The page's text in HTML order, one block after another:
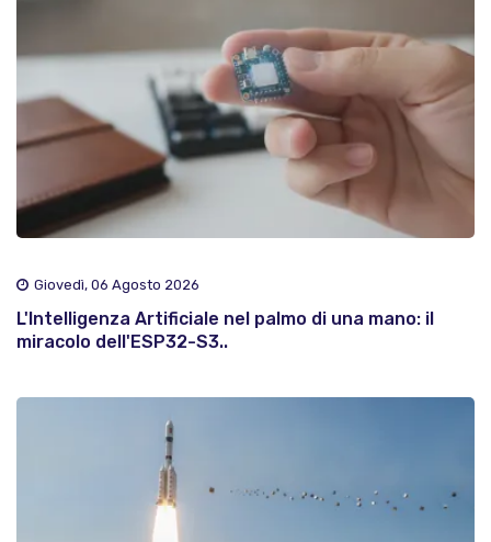
Giovedì, 06 Agosto 2026
L'Intelligenza Artificiale nel palmo di una mano: il
miracolo dell'ESP32-S3..